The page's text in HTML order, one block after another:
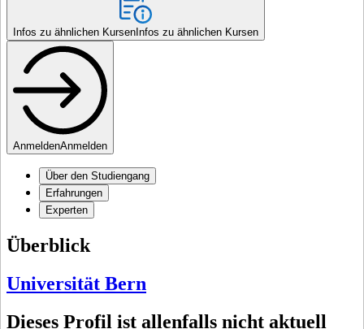
Infos zu ähnlichen Kursen Infos zu ähnlichen Kursen
AnmeldenAnmelden
Über den Studiengang
Erfahrungen
Experten
Überblick
Universität Bern
Dieses Profil ist allenfalls nicht aktuell